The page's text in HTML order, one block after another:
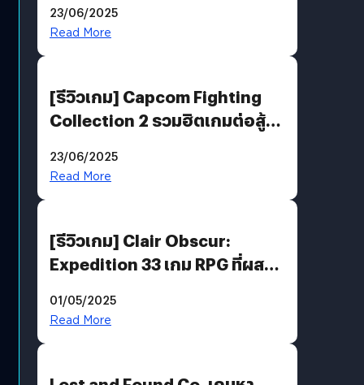
พันธะสุดท้ายของมนุษย์
23/06/2025
Read More
[รีวิวเกม] Capcom Fighting
Collection 2 รวมฮิตเกมต่อสู้ใน
23/06/2025
Read More
[รีวิวเกม] Clair Obscur:
Expedition 33 เกม RPG ที่ผสาน
ได้ลงตัว
01/05/2025
Read More